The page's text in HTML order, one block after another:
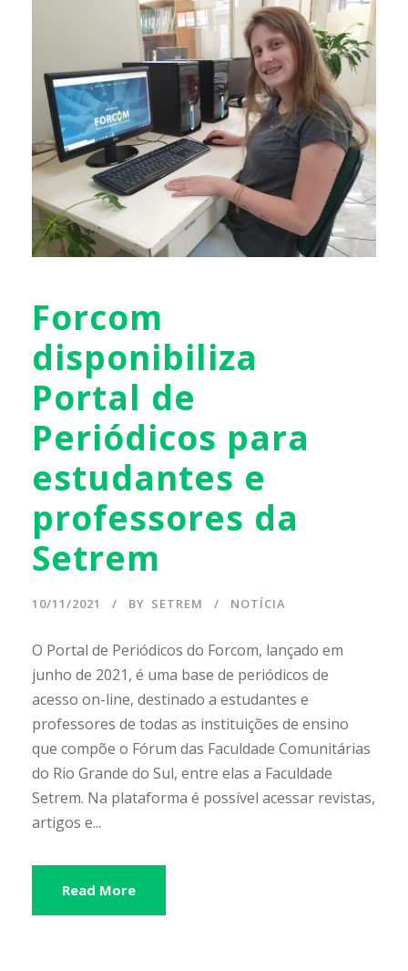
Forcom
disponibiliza
Portal de
Periódicos para
estudantes e
professores da
Setrem
10/11/2021 BY SETREM NOTÍCIA
O Portal de Periódicos do Forcom, lançado em
junho de 2021, é uma base de periódicos de
acesso on-line, destinado a estudantes e
professores de todas as instituições de ensino
que compõe o Fórum das Faculdade Comunitárias
do Rio Grande do Sul, entre elas a Faculdade
Setrem. Na plataforma é possível acessar revistas,
artigos e...
Read More